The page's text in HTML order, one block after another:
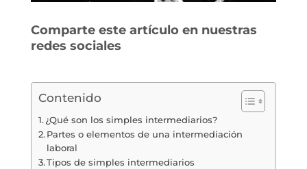
Comparte este artículo en nuestras
redes sociales
Contenido
¿Qué son los simples intermediarios?
Partes o elementos de una intermediación
laboral
Tipos de simples intermediarios